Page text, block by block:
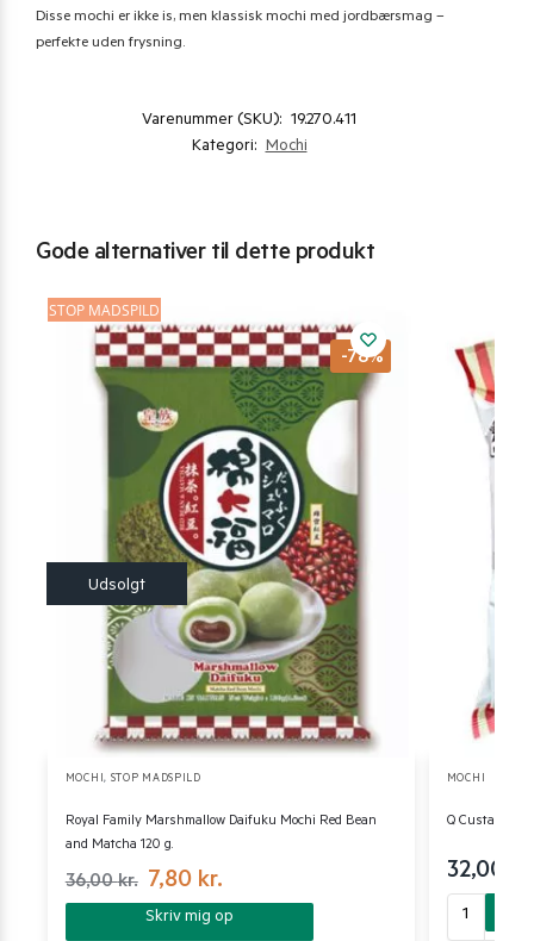
Disse mochi er ikke is, men klassisk mochi med jordbærsmag –
perfekte uden frysning.
Varenummer (SKU): 19.270.411
Kategori: Mochi
Gode alternativer til dette produkt
-78%
STOP MADSPILD
MOCHI, STOP MADSPILD
Royal Family Marshmallow Daifuku Mochi Red Bean
and Matcha 120 g.
36,00kr. 7,80 kr.
Skriv mig op
MOCHI
Q Custard
32,00